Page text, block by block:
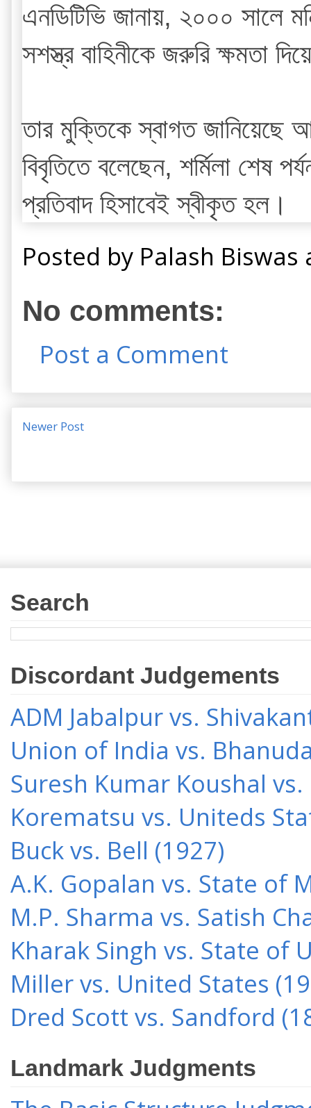
এনডিটিভি জানায়, ২০০০ সালে
সশস্ত্র বাহিনীকে জরুরি ক্ষমতা
তার মুক্তিকে স্বাগত জানিয়েছে
বিবৃতিতে বলেছেন, শর্মিলা শেষ
প্রতিবাদ হিসাবেই স্বীকৃত হল।
Posted by Palash Biswas
No comments:
Post a Comment
Newer Post
Search
Discordant Judgements
ADM Jabalpur vs.
Union of India vs.
Suresh Kumar Koushal
Korematsu vs. Uniteds
Buck vs. Bell (1927)
A.K. Gopalan vs. State of
M.P. Sharma vs. Satish
Kharak Singh vs. State of
Miller vs. United States
Dred Scott vs. Sandford
Landmark Judgments